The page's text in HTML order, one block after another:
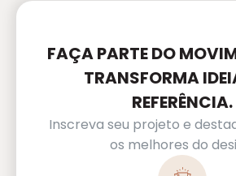
FAÇA PARTE DO
TRANSFORMA
REFERÊNCIA.
Inscreva seu projeto e
os melhores do